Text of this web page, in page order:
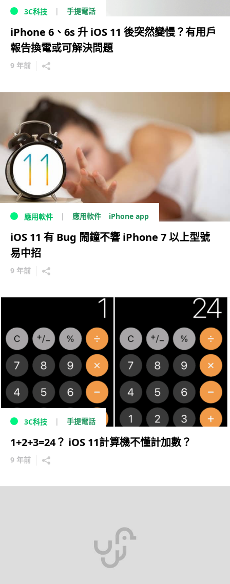
3C科技 手提電話
iPhone 6、6s 升 iOS 11 後突然變慢？有用戶
報告換電或可解決問題
9 年前
應用軟件 應用軟件 iPhone app
iOS 11 有 Bug 鬧鐘不響 iPhone 7 以上型號
易中招
9 年前
3C科技 手提電話
1+2+3=24？ iOS 11計算機不懂計加數？
9 年前